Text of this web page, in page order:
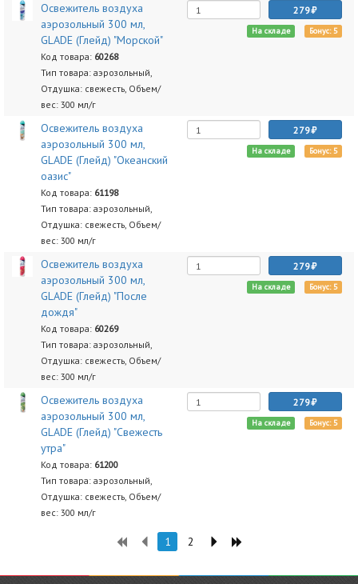
Освежитель воздуха
аэрозольный 300 мл,
GLADE (Глейд) "Морской"
Код товара: 60268
Тип товара: аэрозольный,
Отдушка: свежесть, Объем/
вес: 300 мл/г
279
На складе Бонус: 5
Освежитель воздуха
аэрозольный 300 мл,
GLADE (Глейд) "Океанский
оазис"
Код товара: 61198
Тип товара: аэрозольный,
Отдушка: свежесть, Объем/
вес: 300 мл/г
279
На складе Бонус: 5
Освежитель воздуха
аэрозольный 300 мл,
GLADE (Глейд) "После
дождя"
Код товара: 60269
Тип товара: аэрозольный,
Отдушка: свежесть, Объем/
вес: 300 мл/г
279
На складе Бонус: 5
Освежитель воздуха
аэрозольный 300 мл,
GLADE (Глейд) "Свежесть
утра"
Код товара: 61200
Тип товара: аэрозольный,
Отдушка: свежесть, Объем/
вес: 300 мл/г
279
На складе Бонус: 5
1 2